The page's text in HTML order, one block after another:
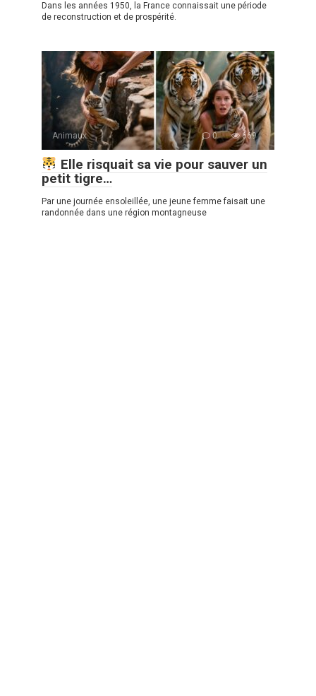
Dans les années 1950, la France connaissait une période
de reconstruction et de prospérité.
Animaux 0 669
Elle risquait sa vie pour sauver un
petit tigre…
Par une journée ensoleillée, une jeune femme faisait une
randonnée dans une région montagneuse